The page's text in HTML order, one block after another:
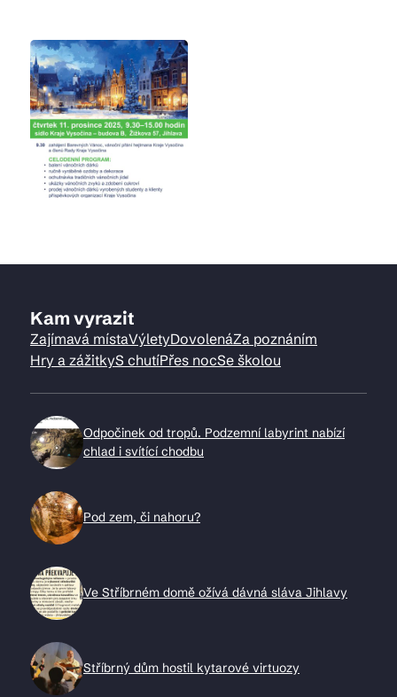
Kam vyrazit
Zajímavá místaVýletyDovolenáZa poznáním
Hry a zážitkyS chutíPřes nocSe školou
Odpočinek od tropů. Podzemní labyrint nabízí
chlad i svítící chodbu
Pod zem, či nahoru?
Ve Stříbrném domě ožívá dávná sláva Jihlavy
Stříbrný dům hostil kytarové virtuozy